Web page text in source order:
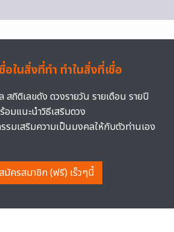
อในสิ่งที่ทำ ทำในสิ่งที่เชื่อ
สถิติเลขดัง ดวงรายวัน รายเดือน รายปี
อมแนะนำวิธีเสริมดวง
รมเสริมความเป็นมงคลให้กับตัวท่านเอง
มัครสมาชิก (ฟรี) เร็วๆนี้